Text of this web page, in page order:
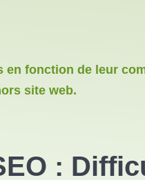
en fonction de leur
site web.
: